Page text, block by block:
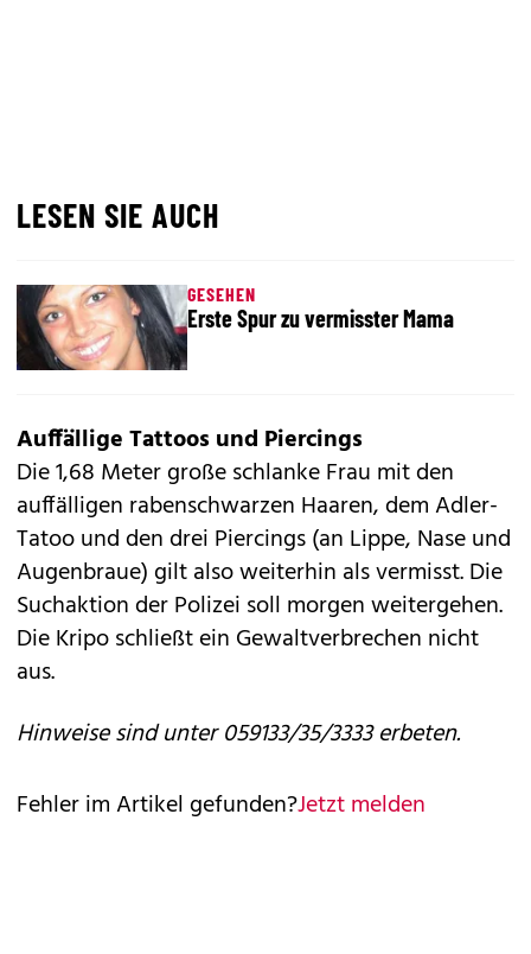
LESEN SIE AUCH
GESEHEN
Erste Spur zu vermisster Mama
Auffällige Tattoos und Piercings
Die 1,68 Meter große schlanke Frau mit den
auffälligen rabenschwarzen Haaren, dem Adler-
Tatoo und den drei Piercings (an Lippe, Nase und
Augenbraue) gilt also weiterhin als vermisst. Die
Suchaktion der Polizei soll morgen weitergehen.
Die Kripo schließt ein Gewaltverbrechen nicht
aus.
Hinweise sind unter 059133/35/3333 erbeten.
Fehler im Artikel gefunden?Jetzt melden